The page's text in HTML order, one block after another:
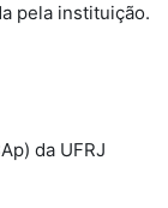
pela instituição.
da UFRJ